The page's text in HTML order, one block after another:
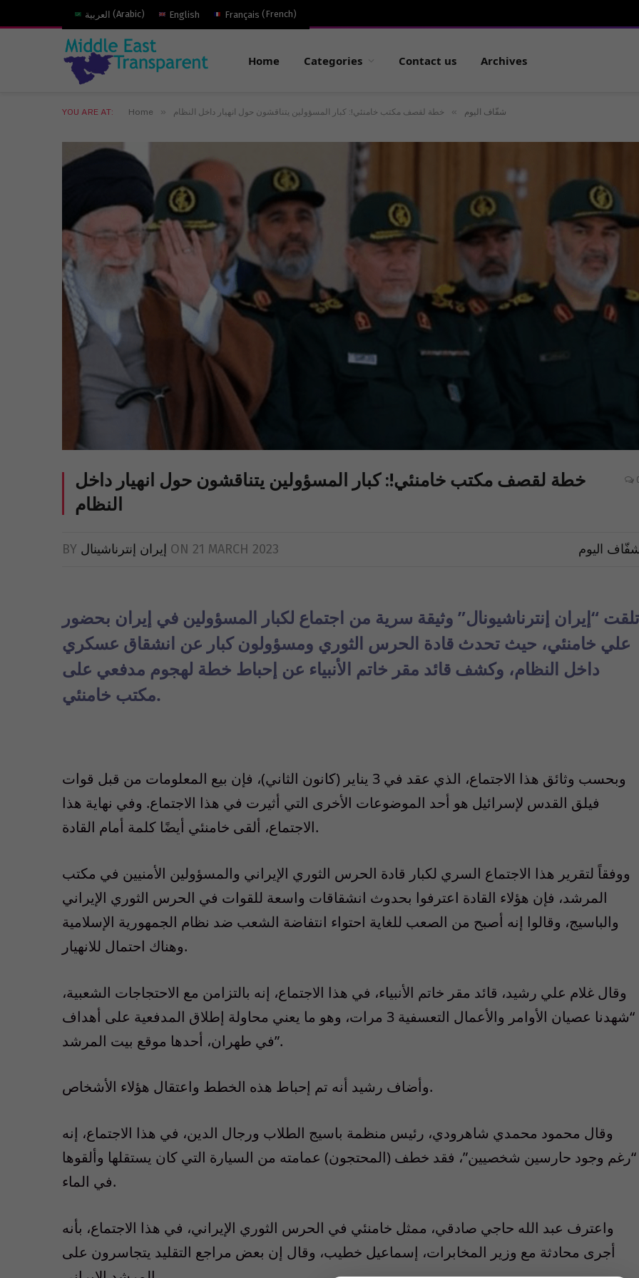
العربية (Arabic) English Français (French)
Home Categories Contact us Archives
YOU ARE AT: Home » شفّاف اليوم » خطة لقصف مكتب خامنئي!: كبار المسؤولين يتناقشون حول انهيار داخل النظام
خطة لقصف مكتب خامنئي!: كبار المسؤولين يتناقشون حول انهيار داخل
النظام
BY إيران إنترناشينال ON 21 MARCH 2023 اليوم
تلقت “إيران إنترناشيونال” وثيقة سرية من اجتماع لكبار المسؤولين في إيران بحضور
علي خامنئي، حيث تحدث قادة الحرس الثوري ومسؤولون كبار عن انشقاق عسكري
داخل النظام، وكشف قائد مقر خاتم الأنبياء عن إحباط خطة لهجوم مدفعي على
مكتب خامنئي.
وبحسب وثائق هذا الاجتماع، الذي عقد في 3 يناير (كانون الثاني)، فإن بيع المعلومات من قبل قوات
فيلق القدس لإسرائيل هو أحد الموضوعات الأخرى التي أثيرت في هذا الاجتماع. وفي نهاية هذا
الاجتماع، ألقى خامنئي أيضًا كلمة أمام القادة.
ووفقاً لتقرير هذا الاجتماع السري لكبار قادة الحرس الثوري الإيراني والمسؤولين الأمنيين في مكتب
المرشد، فإن هؤلاء القادة اعترفوا بحدوث انشقاقات واسعة للقوات في الحرس الثوري الإيراني
والباسيج، وقالوا إنه أصبح من الصعب للغاية احتواء انتفاضة الشعب ضد نظام الجمهورية الإسلامية
وهناك احتمال للانهيار.
وقال غلام علي رشيد، قائد مقر خاتم الأنبياء، في هذا الاجتماع، إنه بالتزامن مع الاحتجاجات الشعبية،
“شهدنا عصيان الأوامر والأعمال التعسفية 3 مرات، وهو ما يعني محاولة إطلاق المدفعية على أهداف
في طهران، أحدها موقع بيت المرشد”.
وأضاف رشيد أنه تم إحباط هذه الخطط واعتقال هؤلاء الأشخاص.
وقال محمود محمدي شاهرودي، رئيس منظمة باسيج الطلاب ورجال الدين، في هذا الاجتماع، إنه
“رغم وجود حارسين شخصيين”، فقد خطف (المحتجون) عمامته من السيارة التي كان يستقلها وألقوها
في الماء.
واعترف عبد الله حاجي صادقي، ممثل خامنئي في الحرس الثوري الإيراني، في هذا الاجتماع، بأنه
أجرى محادثة مع وزير المخابرات، إسماعيل خطيب، وقال إن بعض مراجع التقليد يتجاسرون على